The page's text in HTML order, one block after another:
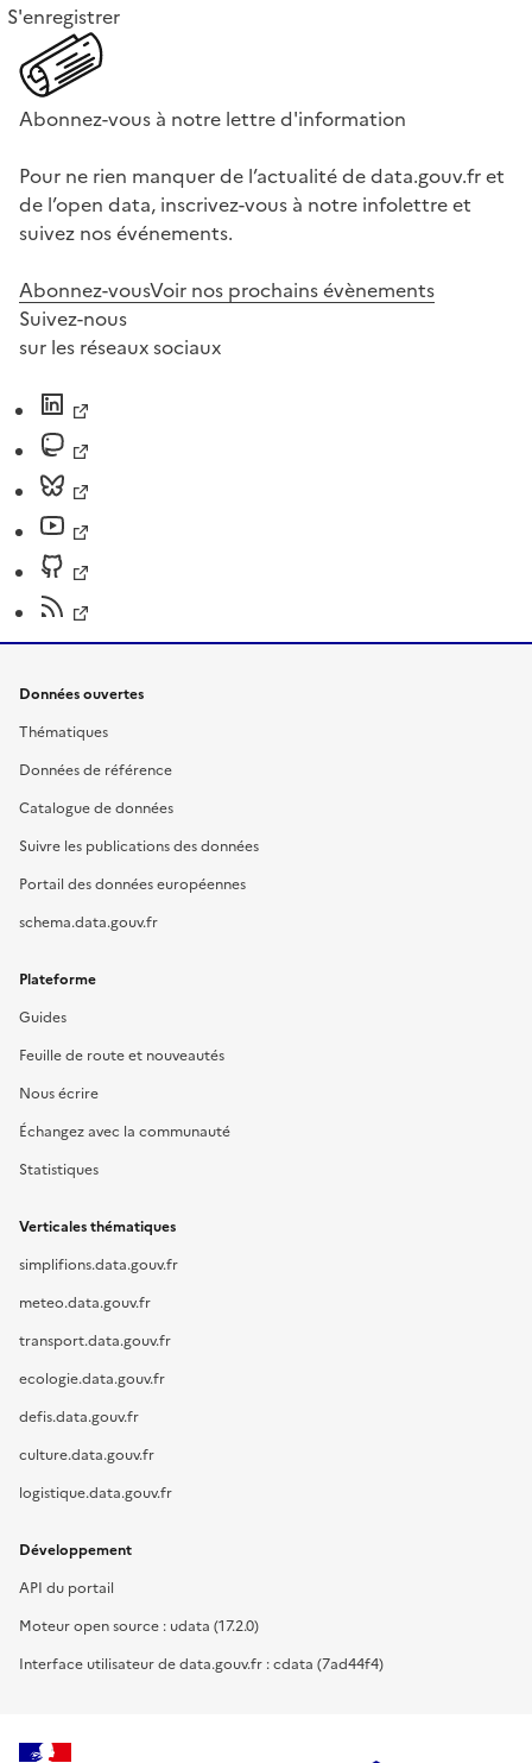
S'enregistrer
Abonnez-vous à notre lettre d'information
Pour ne rien manquer de l’actualité de data.gouv.fr et
de l’open data, inscrivez-vous à notre infolettre et
suivez nos événements.
Abonnez-vousVoir nos prochains évènements
Suivez-nous
sur les réseaux sociaux
Données ouvertes
Thématiques
Données de référence
Catalogue de données
Suivre les publications des données
Portail des données européennes
schema.data.gouv.fr
Plateforme
Guides
Feuille de route et nouveautés
Nous écrire
Échangez avec la communauté
Statistiques
Verticales thématiques
simplifions.data.gouv.fr
meteo.data.gouv.fr
transport.data.gouv.fr
ecologie.data.gouv.fr
defis.data.gouv.fr
culture.data.gouv.fr
logistique.data.gouv.fr
Développement
API du portail
Moteur open source : udata (17.2.0)
Interface utilisateur de data.gouv.fr : cdata (7ad44f4)